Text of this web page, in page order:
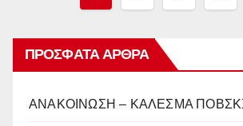
ΠΡΌΣΦΑΤΑ ΆΡΘΡΑ
ΑΝΑΚΟΙΝΩΣΗ – ΚΑΛΕΣΜΑ